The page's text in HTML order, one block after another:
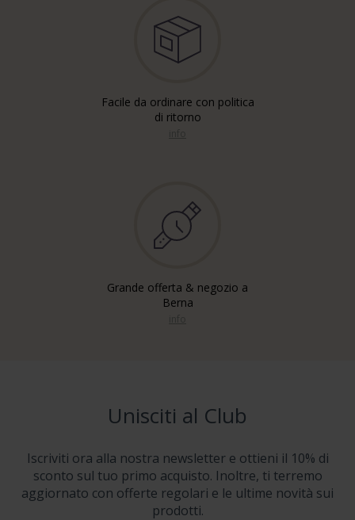
Facile da ordinare con politica
di ritorno
Grande offerta & negozio a
Berna
Unisciti al Club
Iscriviti ora alla nostra newsletter e ottieni il 10% di
sconto sul tuo primo acquisto. Inoltre, ti terremo
aggiornato con offerte regolari e le ultime novità sui
prodotti.